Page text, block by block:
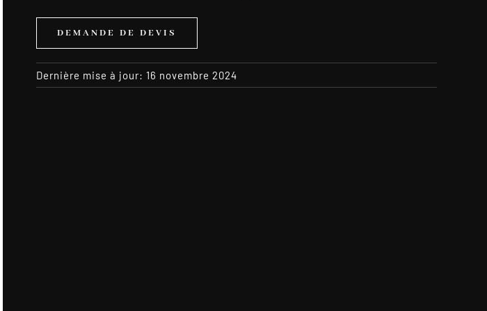
DEMANDE DE DEVIS
Dernière mise à jour: 16 novembre 2024